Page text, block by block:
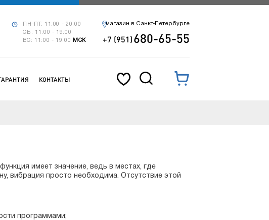
ПН-ПТ: 11:00 - 20:00
СБ: 11:00 - 19:00
ВС: 11:00 - 19:00
МСК
магазин в Санкт-Петербурге
+7 (951)680-65-55
КОНТАКТЫ
имеет значение, ведь в местах, где
вибрация просто необходима. Отсутствие этой
программами;